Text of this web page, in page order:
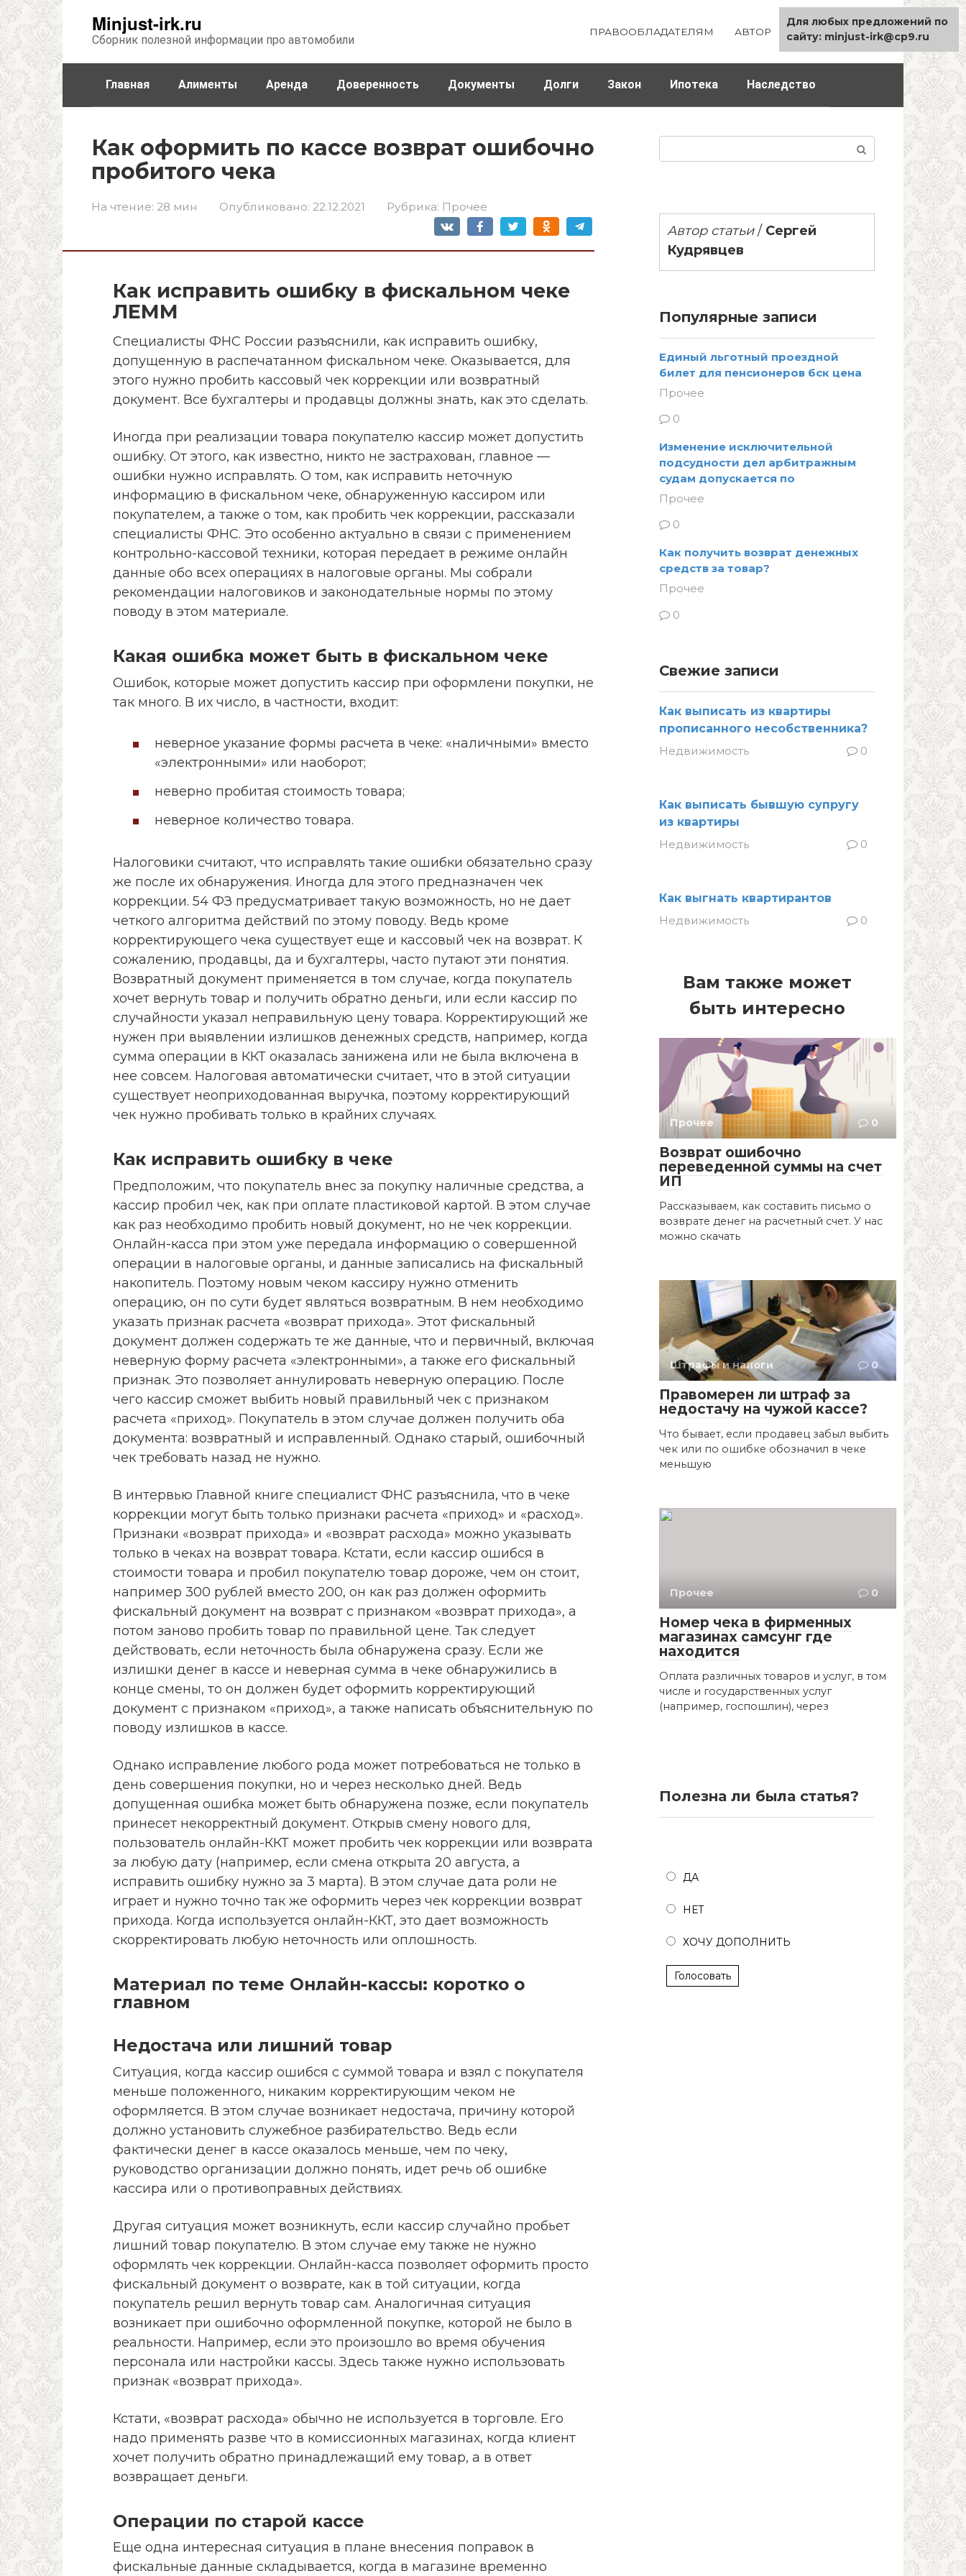
Minjust-irk.ru
Сборник полезной информации про автомобили
ПРАВООБЛАДАТЕЛЯМ АВТОР КАРТА САЙТА
Главная Алименты Аренда Доверенность Документы Долги Закон Ипотека Наследство
Как оформить по кассе возврат ошибочно
пробитого чека
На чтение: 28 мин Опубликовано: 22.12.2021 Рубрика: Прочее
Как исправить ошибку в фискальном чеке
ЛЕММ
Специалисты ФНС России разъяснили, как исправить ошибку,
допущенную в распечатанном фискальном чеке. Оказывается, для
этого нужно пробить кассовый чек коррекции или возвратный
документ. Все бухгалтеры и продавцы должны знать, как это сделать.
Иногда при реализации товара покупателю кассир может допустить
ошибку. От этого, как известно, никто не застрахован, главное —
ошибки нужно исправлять. О том, как исправить неточную
информацию в фискальном чеке, обнаруженную кассиром или
покупателем, а также о том, как пробить чек коррекции, рассказали
специалисты ФНС. Это особенно актуально в связи с применением
контрольно-кассовой техники, которая передает в режиме онлайн
данные обо всех операциях в налоговые органы. Мы собрали
рекомендации налоговиков и законодательные нормы по этому
поводу в этом материале.
Какая ошибка может быть в фискальном чеке
Ошибок, которые может допустить кассир при оформлени покупки, не
так много. В их число, в частности, входит:
неверное указание формы расчета в чеке: «наличными» вместо
«электронными» или наоборот;
неверно пробитая стоимость товара;
неверное количество товара.
Налоговики считают, что исправлять такие ошибки обязательно сразу
же после их обнаружения. Иногда для этого предназначен чек
коррекции. 54 ФЗ предусматривает такую возможность, но не дает
четкого алгоритма действий по этому поводу. Ведь кроме
корректирующего чека существует еще и кассовый чек на возврат. К
сожалению, продавцы, да и бухгалтеры, часто путают эти понятия.
Возвратный документ применяется в том случае, когда покупатель
хочет вернуть товар и получить обратно деньги, или если кассир по
случайности указал неправильную цену товара. Корректирующий же
нужен при выявлении излишков денежных средств, например, когда
сумма операции в ККТ оказалась занижена или не была включена в
нее совсем. Налоговая автоматически считает, что в этой ситуации
существует неоприходованная выручка, поэтому корректирующий
чек нужно пробивать только в крайних случаях.
Как исправить ошибку в чеке
Предположим, что покупатель внес за покупку наличные средства, а
кассир пробил чек, как при оплате пластиковой картой. В этом случае
как раз необходимо пробить новый документ, но не чек коррекции.
Онлайн-касса при этом уже передала информацию о совершенной
операции в налоговые органы, и данные записались на фискальный
накопитель. Поэтому новым чеком кассиру нужно отменить
операцию, он по сути будет являться возвратным. В нем необходимо
указать признак расчета «возврат прихода». Этот фискальный
документ должен содержать те же данные, что и первичный, включая
неверную форму расчета «электронными», а также его фискальный
признак. Это позволяет аннулировать неверную операцию. После
чего кассир сможет выбить новый правильный чек с признаком
расчета «приход». Покупатель в этом случае должен получить оба
документа: возвратный и исправленный. Однако старый, ошибочный
чек требовать назад не нужно.
В интервью Главной книге специалист ФНС разъяснила, что в чеке
коррекции могут быть только признаки расчета «приход» и «расход».
Признаки «возврат прихода» и «возврат расхода» можно указывать
только в чеках на возврат товара. Кстати, если кассир ошибся в
стоимости товара и пробил покупателю товар дороже, чем он стоит,
например 300 рублей вместо 200, он как раз должен оформить
фискальный документ на возврат с признаком «возврат прихода», а
потом заново пробить товар по правильной цене. Так следует
действовать, если неточность была обнаружена сразу. Если же
излишки денег в кассе и неверная сумма в чеке обнаружились в
конце смены, то он должен будет оформить корректирующий
документ с признаком «приход», а также написать объяснительную по
поводу излишков в кассе.
Однако исправление любого рода может потребоваться не только в
день совершения покупки, но и через несколько дней. Ведь
допущенная ошибка может быть обнаружена позже, если покупатель
принесет некорректный документ. Открыв смену нового для,
пользователь онлайн-ККТ может пробить чек коррекции или возврата
за любую дату (например, если смена открыта 20 августа, а
исправить ошибку нужно за 3 марта). В этом случае дата роли не
играет и нужно точно так же оформить через чек коррекции возврат
прихода. Когда используется онлайн-ККТ, это дает возможность
скорректировать любую неточность или оплошность.
Материал по теме Онлайн-кассы: коротко о
главном
Недостача или лишний товар
Ситуация, когда кассир ошибся с суммой товара и взял с покупателя
меньше положенного, никаким корректирующим чеком не
оформляется. В этом случае возникает недостача, причину которой
должно установить служебное разбирательство. Ведь если
фактически денег в кассе оказалось меньше, чем по чеку,
руководство организации должно понять, идет речь об ошибке
кассира или о противоправных действиях.
Другая ситуация может возникнуть, если кассир случайно пробьет
лишний товар покупателю. В этом случае ему также не нужно
оформлять чек коррекции. Онлайн-касса позволяет оформить просто
фискальный документ о возврате, как в той ситуации, когда
покупатель решил вернуть товар сам. Аналогичная ситуация
возникает при ошибочно оформленной покупке, которой не было в
реальности. Например, если это произошло во время обучения
персонала или настройки кассы. Здесь также нужно использовать
признак «возврат прихода».
Кстати, «возврат расхода» обычно не используется в торговле. Его
надо применять разве что в комиссионных магазинах, когда клиент
хочет получить обратно принадлежащий ему товар, а в ответ
возвращает деньги.
Операции по старой кассе
Еще одна интересная ситуация в плане внесения поправок в
фискальные данные складывается, когда в магазине временно
Автор статьи/ Сергей
Кудрявцев
Популярные записи
Единый льготный проездной
билет для пенсионеров бск цена
Прочее
0
Изменение исключительной
подсудности дел арбитражным
судам допускается по
Прочее
0
Как получить возврат денежных
средств за товар?
Прочее
0
Свежие записи
Как выписать из квартиры
прописанного несобственника?
Недвижимость
0
Как выписать бывшую супругу
из квартиры
Недвижимость
0
Как выгнать квартирантов
Недвижимость
0
Вам также может
быть интересно
Прочее 0
Возврат ошибочно
переведенной суммы на счет
ИП
Рассказываем, как составить письмо о
возврате денег на расчетный счет. У нас
можно скачать
Штрафы и налоги 0
Правомерен ли штраф за
недостачу на чужой кассе?
Что бывает, если продавец забыл выбить
чек или по ошибке обозначил в чеке
меньшую
Прочее 0
Номер чека в фирменных
магазинах самсунг где
находится
Оплата различных товаров и услуг, в том
числе и государственных услуг
(например, госпошлин), через
Полезна ли была статья?
ДА
НЕТ
ХОЧУ ДОПОЛНИТЬ
Голосовать
Для любых предложений по
сайту: minjust-irk@cp9.ru